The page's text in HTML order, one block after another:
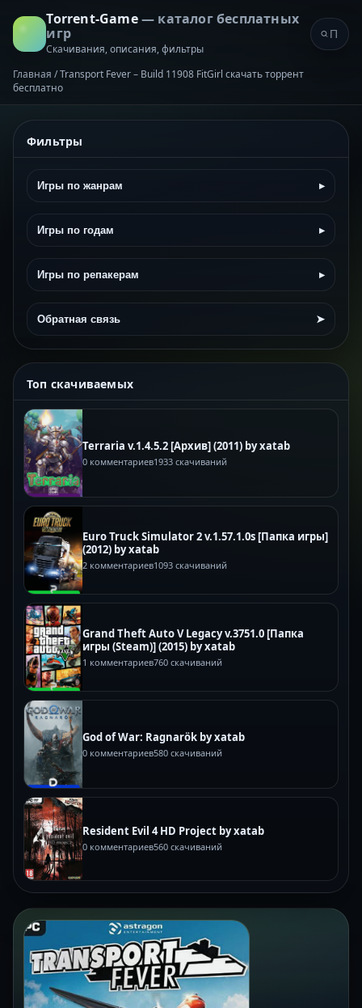
Torrent-Game— каталог бесплатных
игр
Скачивания, описания, фильтры
Главная /Transport Fever – Build 11908 FitGirl скачать торрент
бесплатно
Фильтры
Игры по жанрам ▸
Игры по годам ▸
Игры по репакерам ▸
Обратная связь ➤
Топ скачиваемых
Terraria v.1.4.5.2 [Архив] (2011) by xatab
0 комментариев1933 скачиваний
Euro Truck Simulator 2 v.1.57.1.0s [Папка игры]
(2012) by xatab
2 комментариев1093 скачиваний
Grand Theft Auto V Legacy v.3751.0 [Папка
игры (Steam)] (2015) by xatab
1 комментариев760 скачиваний
God of War: Ragnarök by xatab
0 комментариев580 скачиваний
Resident Evil 4 HD Project by xatab
0 комментариев560 скачиваний